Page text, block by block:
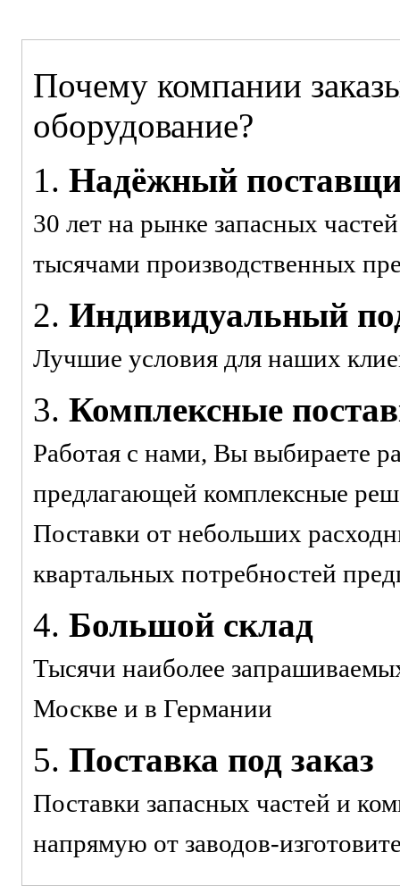
Почему компании
оборудование?
1. Надёжный
30 лет на рынке запасных
тысячами производственных
2. Индивидуальный
Лучшие условия для наших
3. Комплексные
Работая с нами, Вы выбираете
предлагающей комплексные
Поставки от небольших
квартальных потребностей
4. Большой склад
Тысячи наиболее
Москве и в Германии
5. Поставка под заказ
Поставки запасных частей и
напрямую от заводов-